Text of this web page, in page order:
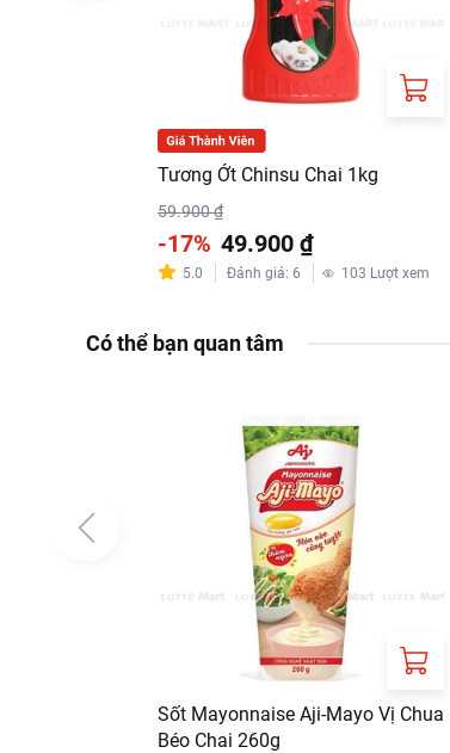
Tương Ớt Chinsu Chai 1kg
59.900 ₫
-17% 49.900 ₫
5.0 Đánh giá: 6 103 Lượt xem
Có thể bạn quan tâm
Sốt Mayonnaise Aji-Mayo Vị Chua
Béo Chai 260g